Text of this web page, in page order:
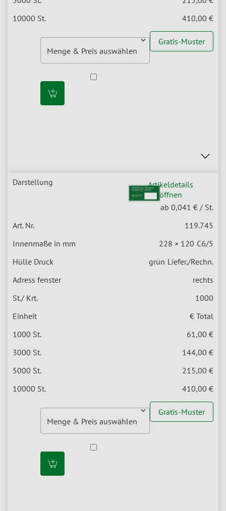
410,00 €
Gratis-Muster
Artikeldetails
öffnen
ab 0,041 € / St.
119.745
228 × 120 C6/5
grün Liefer./Rechn.
rechts
1000
€ Total
61,00 €
144,00 €
215,00 €
410,00 €
Gratis-Muster